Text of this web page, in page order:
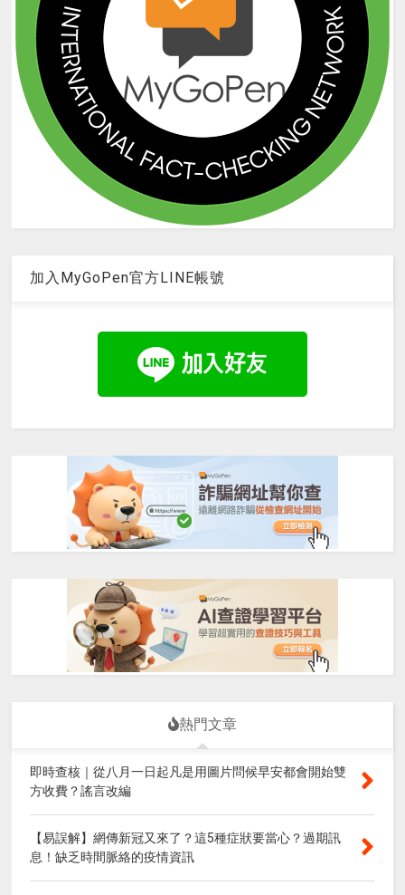
加入MyGoPen官方LINE帳號
熱門文章
即時查核｜從八月一日起凡是用圖片問候早安都會開始雙
方收費？謠言改編
【易誤解】網傳新冠又來了？這5種症狀要當心？過期訊
息！缺乏時間脈絡的疫情資訊